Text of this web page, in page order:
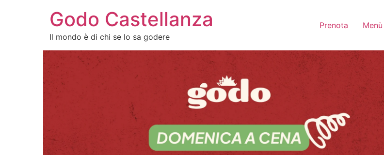
Godo Castellanza
Il mondo è di chi se lo sa godere
Prenota Menù